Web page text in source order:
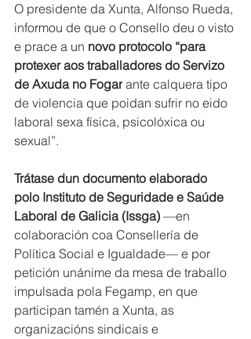
O presidente da Xunta, Alfonso Rueda,
informou de que o Consello deu o visto
e prace a un novo protocolo “para
protexer aos traballadores do Servizo
de Axuda no Fogar ante calquera tipo
de violencia que poidan sufrir no eido
laboral sexa física, psicolóxica ou
sexual”.
Trátase dun documento elaborado
polo Instituto de Seguridade e Saúde
Laboral de Galicia (Issga) —en
colaboración coa Consellería de
Política Social e Igualdade— e por
petición unánime da mesa de traballo
impulsada pola Fegamp, en que
participan tamén a Xunta, as
organizacións sindicais e